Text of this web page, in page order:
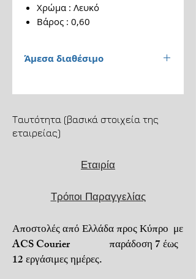
Χρώμα : Λευκό
Βάρος : 0,60
Άμεσα διαθέσιμο
Παράδοση 1 έως 3 εργάσιμες
Αποστολή μέσω ACS
Courier. Μεταφορικά 4,5€.
Μεταφορικά + αντικαταβολή
Για τηλεφωνικές παραγγελίες
Πληρωμή με αντικαταβολή ή
PayPal ή κατάθεση σε
τραπεζικό λογαριασμό.
Ταυτότητα (βασικά στοιχεία της
εταιρείας)
Εταιρία
Τρόποι Παραγγελίας
Αποστολές από Ελλάδα προς Κύπρο με
ACS Courier παράδοση 7 έως
12 εργάσιμες ημέρες.